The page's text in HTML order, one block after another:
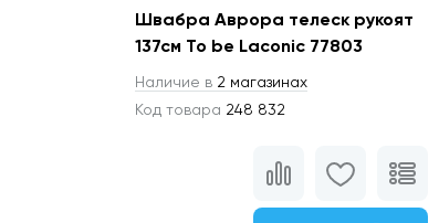
Швабра Аврора телеск рукоят
137см To be Laconic 77803
Наличие в 2 магазинах
Код товара 248 832